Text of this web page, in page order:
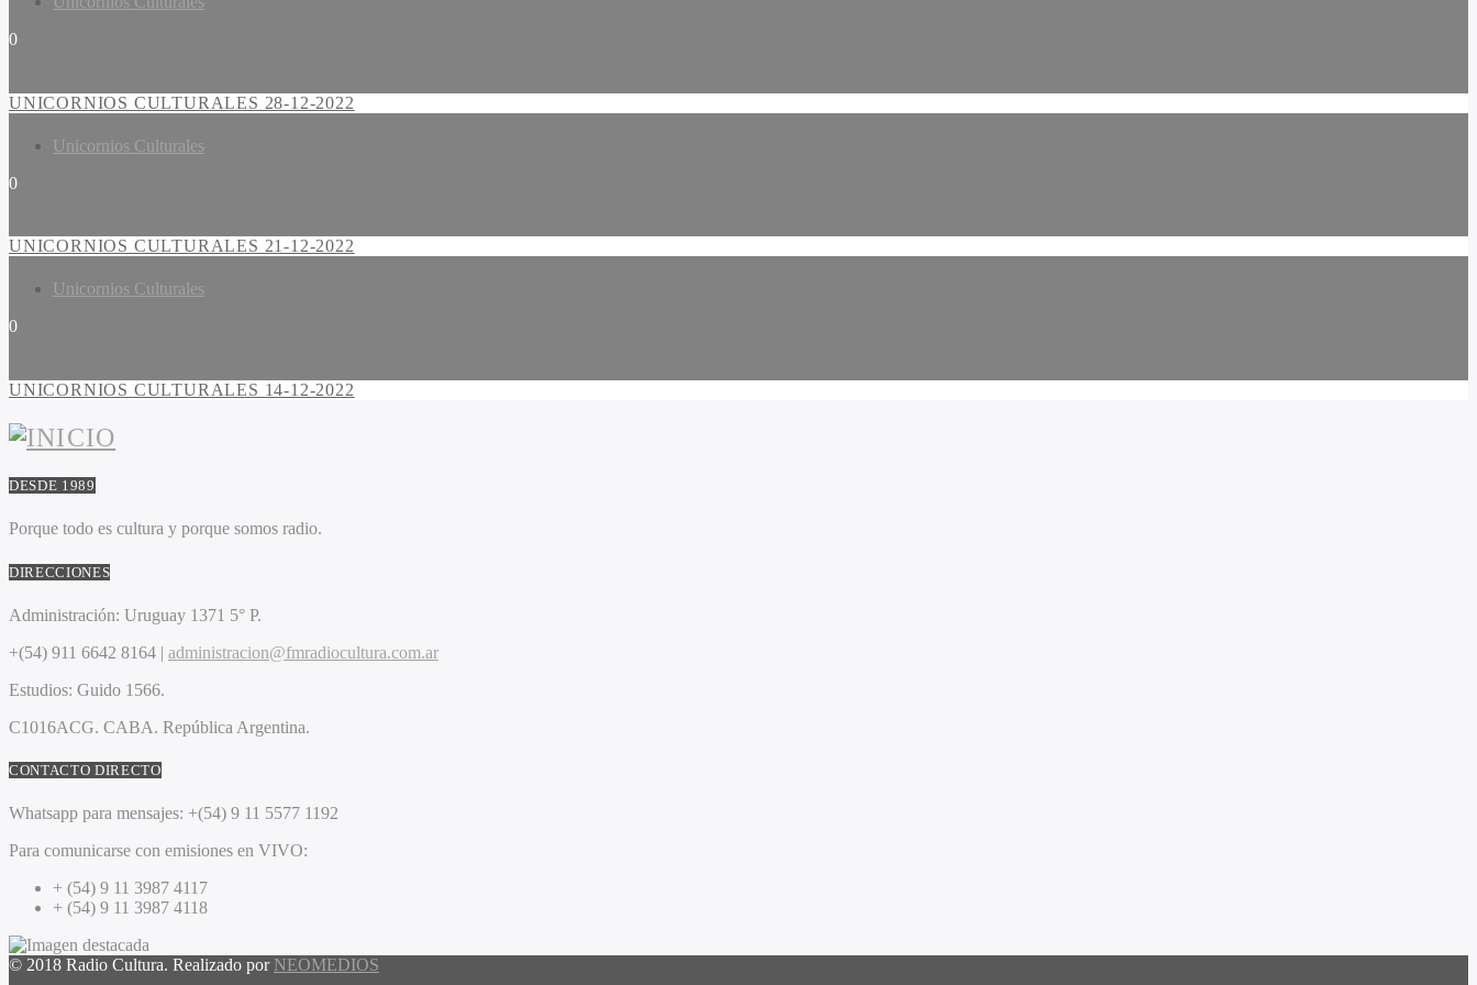
0
UNICORNIOS CULTURALES 28-12-2022
Unicornios Culturales
0
UNICORNIOS CULTURALES 21-12-2022
Unicornios Culturales
0
UNICORNIOS CULTURALES 14-12-2022
DESDE 1989
Porque todo es cultura y porque somos radio.
DIRECCIONES
Administración: Uruguay 1371 5° P.
+(54) 911 6642 8164 | administracion@fmradiocultura.com.ar
Estudios: Guido 1566.
C1016ACG. CABA. República Argentina.
CONTACTO DIRECTO
Whatsapp para mensajes: +(54) 9 11 5577 1192
Para comunicarse con emisiones en VIVO:
+ (54) 9 11 3987 4117
+ (54) 9 11 3987 4118
© 2018 Radio Cultura. Realizado por NEOMEDIOS